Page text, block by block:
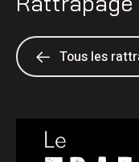
Natural
MRC de l’Érable
dans
Une belle
Les
« Au-delà
Vincent
Le service
Dieu
Tous les